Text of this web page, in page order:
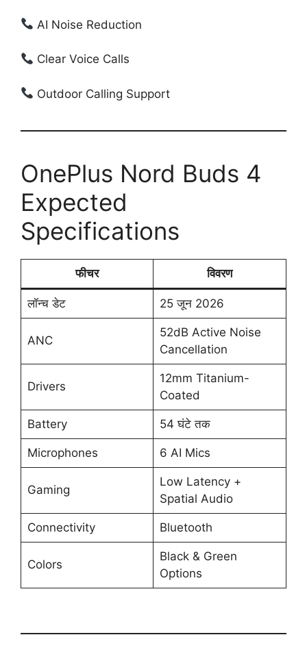
AI Noise Reduction
Clear Voice Calls
Outdoor Calling Support
OnePlus Nord Buds 4
Expected
Specifications
फीचर विवरण
लॉन्च डेट 25 जून 2026
ANC
52dB Active Noise
Cancellation
Drivers
12mm Titanium-
Coated
Battery 54 घंटे तक
Microphones 6 AI Mics
Gaming
Low Latency +
Spatial Audio
Connectivity Bluetooth
Colors
Black & Green
Options